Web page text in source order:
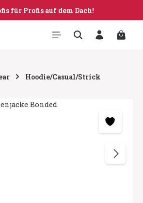
für Profis auf dem Dach!
Hoodie/Casual/Strick